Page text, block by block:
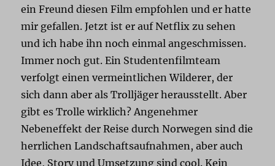
ein Freund diesen Film empfohlen und er hatte
mir gefallen. Jetzt ist er auf Netflix zu sehen
und ich habe ihn noch einmal angeschmissen.
Immer noch gut. Ein Studentenfilmteam
verfolgt einen vermeintlichen Wilderer, der
sich dann aber als Trolljäger herausstellt. Aber
gibt es Trolle wirklich? Angenehmer
Nebeneffekt der Reise durch Norwegen sind die
herrlichen Landschaftsaufnahmen, aber auch
Idee, Story und Umsetzung sind cool. Kein